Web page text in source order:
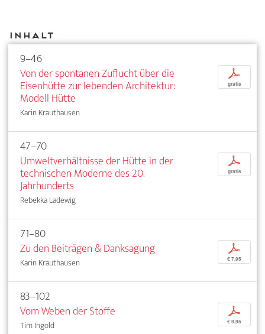
Inhalt
9–46
Von der spontanen Zuflucht über die
Eisenhütte zur lebenden Architektur:
Modell Hütte
Karin Krauthausen
p
gratis
47–70
Umweltverhältnisse der Hütte in der
technischen Moderne des 20.
Jahrhunderts
Rebekka Ladewig
p
gratis
71–80
Zu den Beiträgen & Danksagung
Karin Krauthausen
p
€ 7,95
83–102
Vom Weben der Stoffe
Tim Ingold
p
€ 9,95